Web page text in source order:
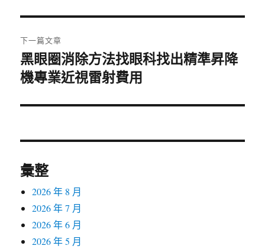
覽
文
章:
下一篇文章
下
一
文
黑眼圈消除方法找眼科找出精準昇降
機專業近視雷射費用
彙整
2026 年 8 月
2026 年 7 月
2026 年 6 月
2026 年 5 月